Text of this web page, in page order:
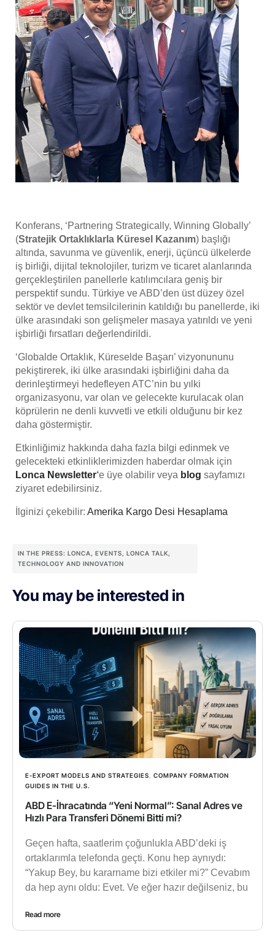
Konferans, ‘Partnering Strategically, Winning Globally’
(Stratejik Ortaklıklarla Küresel Kazanım) başlığı
altında, savunma ve güvenlik, enerji, üçüncü ülkelerde
iş birliği, dijital teknolojiler, turizm ve ticaret alanlarında
gerçekleştirilen panellerle katılımcılara geniş bir
perspektif sundu. Türkiye ve ABD’den üst düzey özel
sektör ve devlet temsilcilerinin katıldığı bu panellerde, iki
ülke arasındaki son gelişmeler masaya yatırıldı ve yeni
işbirliği fırsatları değerlendirildi.
‘Globalde Ortaklık, Küreselde Başarı’ vizyonununu
pekiştirerek, iki ülke arasındaki işbirliğini daha da
derinleştirmeyi hedefleyen ATC’nin bu yılki
organizasyonu, var olan ve gelecekte kurulacak olan
köprülerin ne denli kuvvetli ve etkili olduğunu bir kez
daha göstermiştir.
Etkinliğimiz hakkında daha fazla bilgi edinmek ve
gelecekteki etkinliklerimizden haberdar olmak için
Lonca Newsletter‘e üye olabilir veya blog sayfamızı
ziyaret edebilirsiniz.
İlginizi çekebilir: Amerika Kargo Desi Hesaplama
IN THE PRESS: LONCA, EVENTS, LONCA TALK,
TECHNOLOGY AND INNOVATION
You may be interested in
E-EXPORT MODELS AND STRATEGIES
COMPANY FORMATION
GUIDES IN THE U.S.
ABD E-İhracatında “Yeni Normal”: Sanal Adres ve
Hızlı Para Transferi Dönemi Bitti mi?
Geçen hafta, saatlerim çoğunlukla ABD’deki iş
ortaklarımla telefonda geçti. Konu hep aynıydı:
“Yakup Bey, bu kararname bizi etkiler mi?” Cevabım
da hep aynı oldu: Evet. Ve eğer hazır değilseniz, bu
Read more